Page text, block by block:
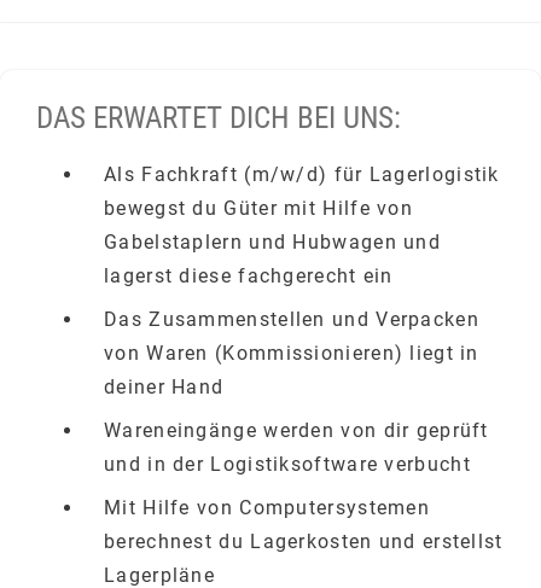
DAS ERWARTET DICH BEI UNS:
Als Fachkraft (m/w/d) für Lagerlogistik
bewegst du Güter mit Hilfe von
Gabelstaplern und Hubwagen und
lagerst diese fachgerecht ein
Das Zusammenstellen und Verpacken
von Waren (Kommissionieren) liegt in
deiner Hand
Wareneingänge werden von dir geprüft
und in der Logistiksoftware verbucht
Mit Hilfe von Computersystemen
berechnest du Lagerkosten und erstellst
Lagerpläne